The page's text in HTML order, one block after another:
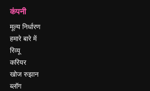
कंपनी
मूल्य निर्धारण
हमारे बारे में
रिव्यू
करियर
खोज रुझान
ब्लॉग